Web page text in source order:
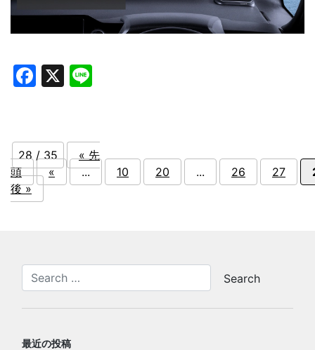
Facebook
X
28 / 35
« 先
頭
« ... 10 20 ... 26 27
後 »
最近の投稿